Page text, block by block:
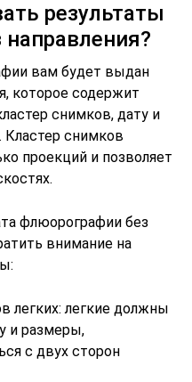
результаты
вам будет выдан
которое содержит
снимков, дату и
Кластер снимков
проекций и позволяет
флюорографии без
внимание на
легких: легкие должны
и размеры,
с двух сторон